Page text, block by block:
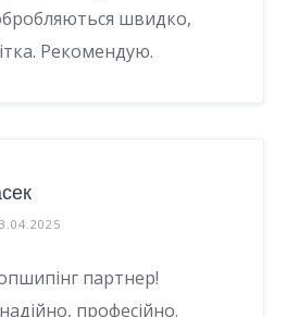
швидко,
Рекомендую.
партнер!
професійно.